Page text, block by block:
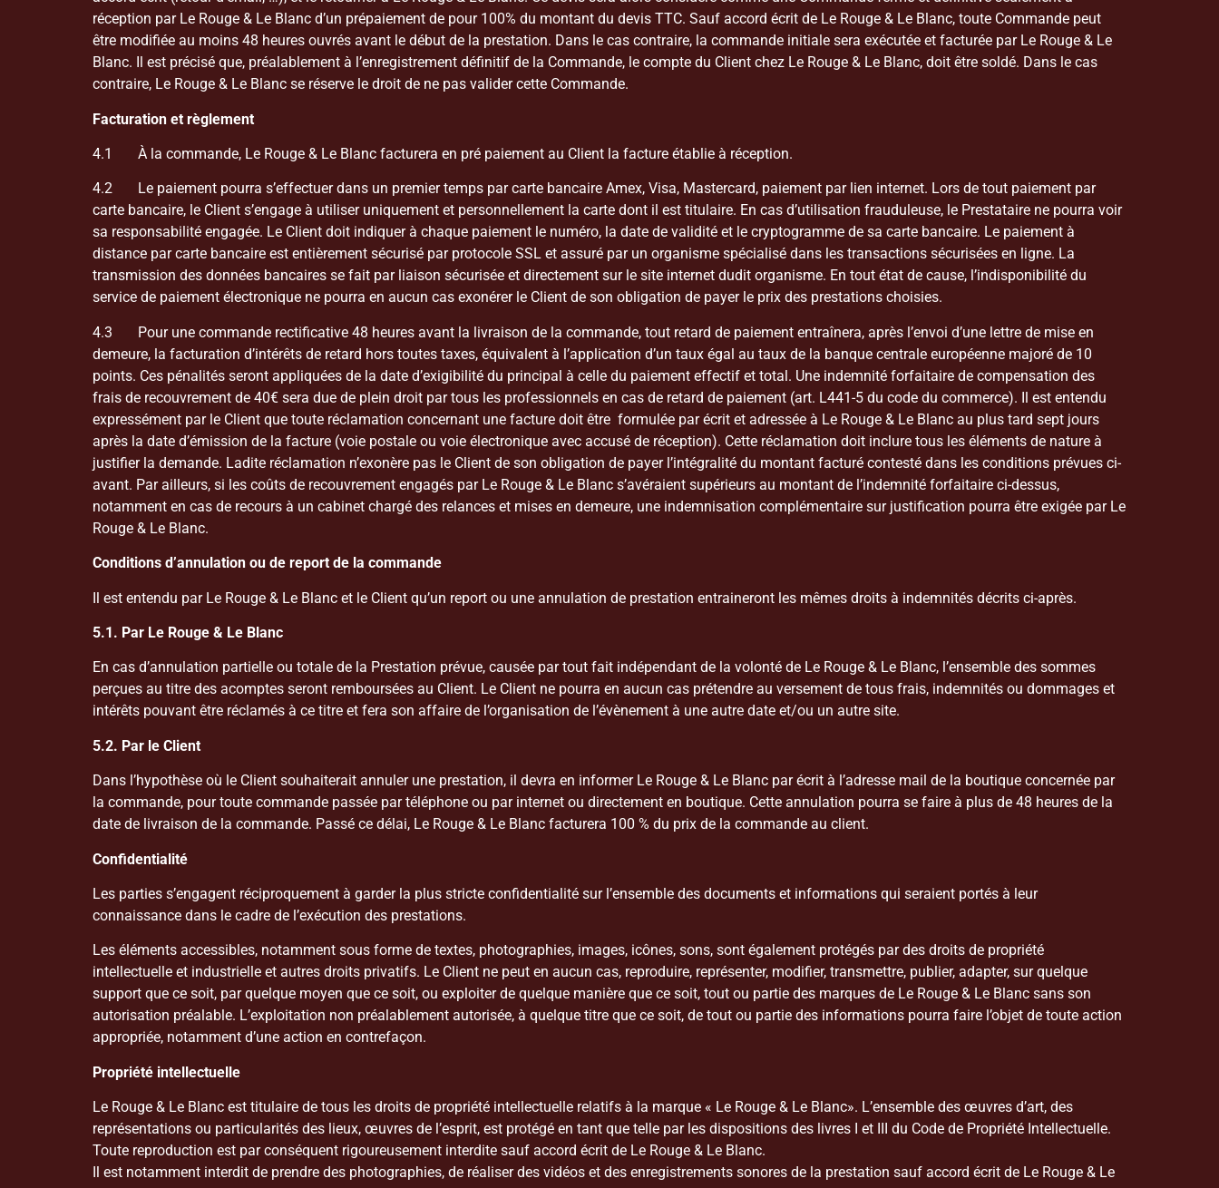
réception par Le Rouge & Le Blanc d’un prépaiement de pour 100% du montant du devis TTC. Sauf accord écrit de Le Rouge & Le Blanc, toute Commande peut
être modifiée au moins 48 heures ouvrés avant le début de la prestation. Dans le cas contraire, la commande initiale sera exécutée et facturée par Le Rouge & Le
Blanc. Il est précisé que, préalablement à l’enregistrement définitif de la Commande, le compte du Client chez Le Rouge & Le Blanc, doit être soldé. Dans le cas
contraire, Le Rouge & Le Blanc se réserve le droit de ne pas valider cette Commande.
Facturation et règlement
4.1 À la commande, Le Rouge & Le Blanc facturera en pré paiement au Client la facture établie à réception.
4.2 Le paiement pourra s’effectuer dans un premier temps par carte bancaire Amex, Visa, Mastercard, paiement par lien internet. Lors de tout paiement par
carte bancaire, le Client s’engage à utiliser uniquement et personnellement la carte dont il est titulaire. En cas d’utilisation frauduleuse, le Prestataire ne pourra voir
sa responsabilité engagée. Le Client doit indiquer à chaque paiement le numéro, la date de validité et le cryptogramme de sa carte bancaire. Le paiement à
distance par carte bancaire est entièrement sécurisé par protocole SSL et assuré par un organisme spécialisé dans les transactions sécurisées en ligne. La
transmission des données bancaires se fait par liaison sécurisée et directement sur le site internet dudit organisme. En tout état de cause, l’indisponibilité du
service de paiement électronique ne pourra en aucun cas exonérer le Client de son obligation de payer le prix des prestations choisies.
4.3 Pour une commande rectificative 48 heures avant la livraison de la commande, tout retard de paiement entraînera, après l’envoi d’une lettre de mise en
demeure, la facturation d’intérêts de retard hors toutes taxes, équivalent à l’application d’un taux égal au taux de la banque centrale européenne majoré de 10
points. Ces pénalités seront appliquées de la date d’exigibilité du principal à celle du paiement effectif et total. Une indemnité forfaitaire de compensation des
frais de recouvrement de 40€ sera due de plein droit par tous les professionnels en cas de retard de paiement (art. L441-5 du code du commerce). Il est entendu
expressément par le Client que toute réclamation concernant une facture doit être formulée par écrit et adressée à Le Rouge & Le Blanc au plus tard sept jours
après la date d’émission de la facture (voie postale ou voie électronique avec accusé de réception). Cette réclamation doit inclure tous les éléments de nature à
justifier la demande. Ladite réclamation n’exonère pas le Client de son obligation de payer l’intégralité du montant facturé contesté dans les conditions prévues ci-
avant. Par ailleurs, si les coûts de recouvrement engagés par Le Rouge & Le Blanc s’avéraient supérieurs au montant de l’indemnité forfaitaire ci-dessus,
notamment en cas de recours à un cabinet chargé des relances et mises en demeure, une indemnisation complémentaire sur justification pourra être exigée par Le
Rouge & Le Blanc.
Conditions d’annulation ou de report de la commande
Il est entendu par Le Rouge & Le Blanc et le Client qu’un report ou une annulation de prestation entraineront les mêmes droits à indemnités décrits ci-après.
5.1. Par Le Rouge & Le Blanc
En cas d’annulation partielle ou totale de la Prestation prévue, causée par tout fait indépendant de la volonté de Le Rouge & Le Blanc, l’ensemble des sommes
perçues au titre des acomptes seront remboursées au Client. Le Client ne pourra en aucun cas prétendre au versement de tous frais, indemnités ou dommages et
intérêts pouvant être réclamés à ce titre et fera son affaire de l’organisation de l’évènement à une autre date et/ou un autre site.
5.2. Par le Client
Dans l’hypothèse où le Client souhaiterait annuler une prestation, il devra en informer Le Rouge & Le Blanc par écrit à l’adresse mail de la boutique concernée par
la commande, pour toute commande passée par téléphone ou par internet ou directement en boutique. Cette annulation pourra se faire à plus de 48 heures de la
date de livraison de la commande. Passé ce délai, Le Rouge & Le Blanc facturera 100 % du prix de la commande au client.
Confidentialité
Les parties s’engagent réciproquement à garder la plus stricte confidentialité sur l’ensemble des documents et informations qui seraient portés à leur
connaissance dans le cadre de l’exécution des prestations.
Les éléments accessibles, notamment sous forme de textes, photographies, images, icônes, sons, sont également protégés par des droits de propriété
intellectuelle et industrielle et autres droits privatifs. Le Client ne peut en aucun cas, reproduire, représenter, modifier, transmettre, publier, adapter, sur quelque
support que ce soit, par quelque moyen que ce soit, ou exploiter de quelque manière que ce soit, tout ou partie des marques de Le Rouge & Le Blanc sans son
autorisation préalable. L’exploitation non préalablement autorisée, à quelque titre que ce soit, de tout ou partie des informations pourra faire l’objet de toute action
appropriée, notamment d’une action en contrefaçon.
Propriété intellectuelle
Le Rouge & Le Blanc est titulaire de tous les droits de propriété intellectuelle relatifs à la marque « Le Rouge & Le Blanc». L’ensemble des œuvres d’art, des
représentations ou particularités des lieux, œuvres de l’esprit, est protégé en tant que telle par les dispositions des livres I et III du Code de Propriété Intellectuelle.
Toute reproduction est par conséquent rigoureusement interdite sauf accord écrit de Le Rouge & Le Blanc.
Il est notamment interdit de prendre des photographies, de réaliser des vidéos et des enregistrements sonores de la prestation sauf accord écrit de Le Rouge & Le